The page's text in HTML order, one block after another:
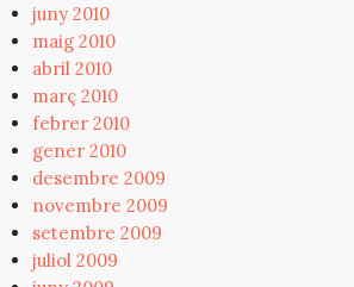
juny 2010
maig 2010
abril 2010
març 2010
febrer 2010
gener 2010
desembre 2009
novembre 2009
setembre 2009
juliol 2009